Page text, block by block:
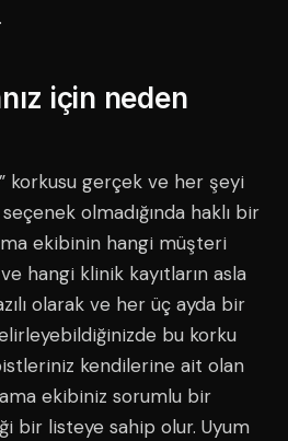
için neden
korkusu gerçek ve her şeyi
olmadığında haklı bir
ekibinin hangi müşteri
hangi klinik kayıtların asla
olarak ve her üç ayda bir
bu korku
kendilerine ait olan
ekibiniz sorumlu bir
bir listeye sahip olur. Uyum